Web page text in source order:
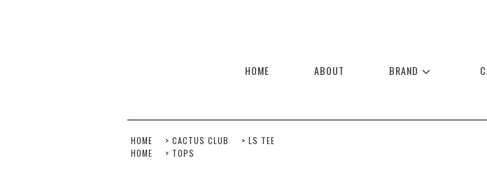
HOME ABOUT BRAND
HOME > CACTUS CLUB > LS TEE
HOME
> TOPS